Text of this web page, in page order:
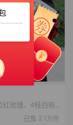
11枝卡罗拉红玫瑰、4枝白桔梗、4枝红豆、尤加利叶
已售 2.1万件